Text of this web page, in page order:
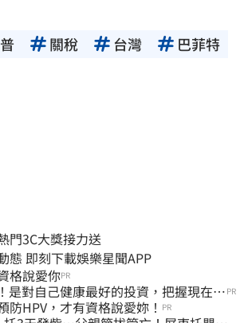
關稅 台灣
巴菲特
3C大獎接力送
一手掌握明星動態 即刻下載娛樂星聞APP
格說愛你PR
是對自己健康最好的投資，把握現在不 PR
防HPV，才有資格說愛妳！ PR